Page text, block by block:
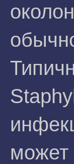
может